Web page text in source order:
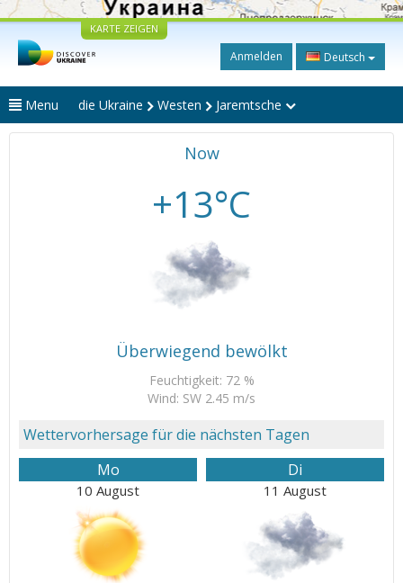
KARTE ZEIGEN
Anmelden Deutsch
Menu die Ukraine Westen Jaremtsche
Now
+13°C
Überwiegend bewölkt
Feuchtigkeit: 72 %
Wind: SW 2.45 m/s
Wettervorhersage für die nächsten Tagen
Mo
10 August
Di
11 August